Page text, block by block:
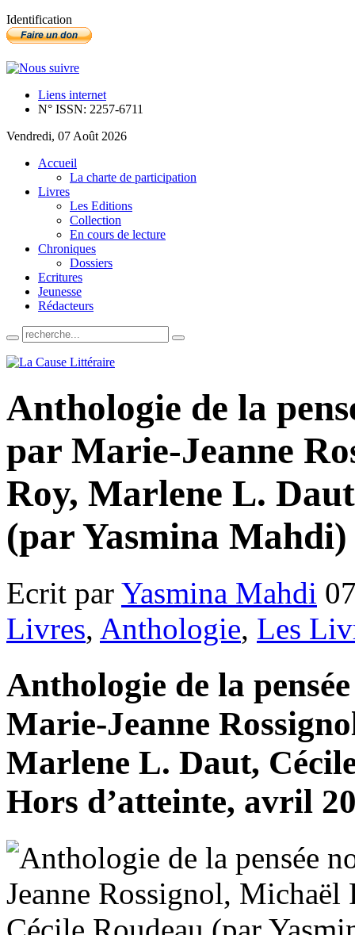
Identification
Liens internet
N° ISSN: 2257-6711
Vendredi, 07 Août 2026
Accueil
La charte de participation
Livres
Les Editions
Collection
En cours de lecture
Chroniques
Dossiers
Ecritures
Jeunesse
Rédacteurs
Anthologie de la
par Marie-Jeanne
Roy, Marlene L.
(par Yasmina Mahdi)
Ecrit par Yasmina Mahdi
Livres, Anthologie, Les
Anthologie de la
Marie-Jeanne
Marlene L. Daut,
Hors d’atteinte, avril